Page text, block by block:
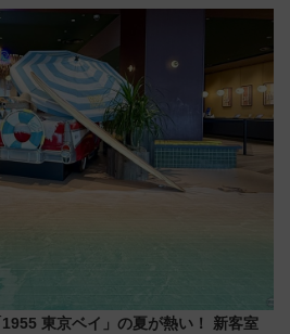
を
群
車、観覧スポット情報と周辺観
光まとめ（7/28開催）
1955 東京ベイ」の夏が熱い！ 新客室